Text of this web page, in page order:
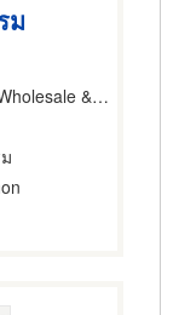
ม
Material & Supplies